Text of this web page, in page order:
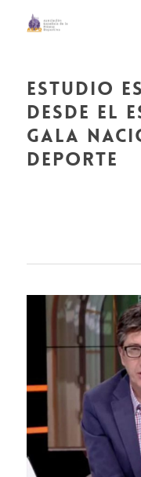
estudio
desde el
gala
deporte